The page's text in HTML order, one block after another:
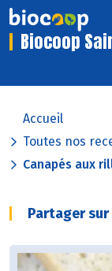
Biocoop
Accueil
Toutes nos
Canapés aux
Partager sur